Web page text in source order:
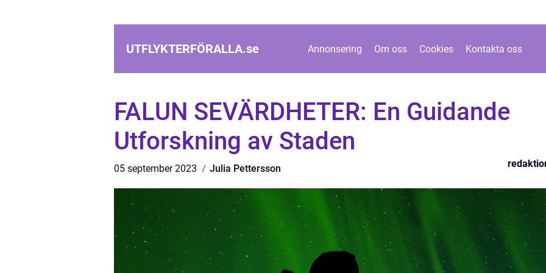
UTFLYKTERFÖRALLA.se Annonsering Om oss Cookies Kontakta oss
FALUN SEVÄRDHETER: En Guidande
Utforskning av Staden
05 september 2023 Julia Pettersson